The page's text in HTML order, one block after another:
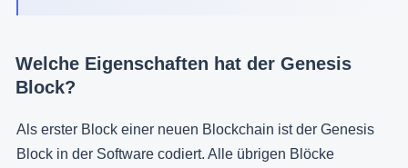
Welche Eigenschaften hat der Genesis
Block?
Als erster Block einer neuen Blockchain ist der Genesis
Block in der Software codiert. Alle übrigen Blöcke